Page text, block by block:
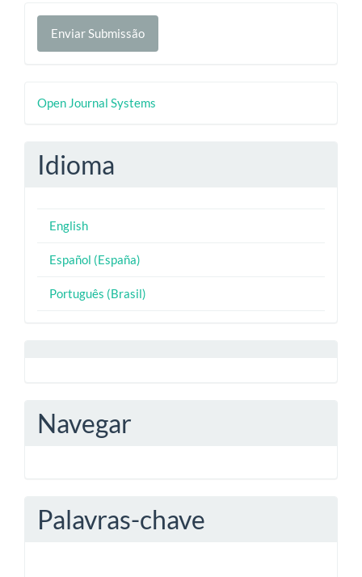
Enviar
Submissão
Enviar Submissão
Desenvolvido
Open Journal Systems
Idioma
English
Español (España)
Português (Brasil)
Navegar
Palavras-chave